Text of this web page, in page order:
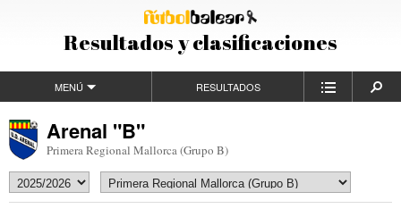
Resultados y clasificaciones
MENÚ RESULTADOS
Arenal "B"
Primera Regional Mallorca (Grupo B)